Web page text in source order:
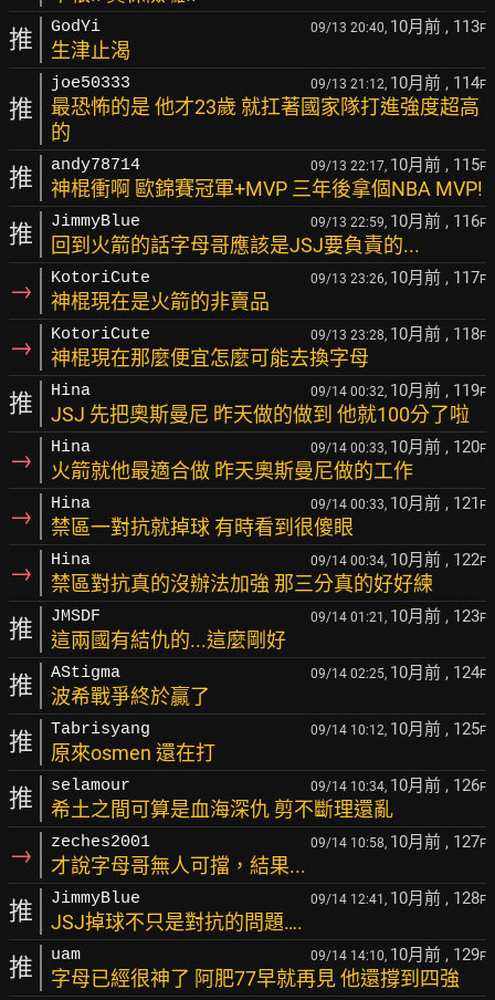
推 GodYi 09/13 20:40, 10月前 , 113F
生津止渴
推
joe50333 09/13 21:12, 10月前 , 114F
最恐怖的是 他才23歲 就扛著國家隊打進強度超高
的
推 andy78714 09/13 22:17, 10月前 , 115F
神棍衝啊 歐錦賽冠軍+MVP 三年後拿個NBA MVP!
推 JimmyBlue 09/13 22:59, 10月前 , 116F
回到火箭的話字母哥應該是JSJ要負責的...
→ KotoriCute 09/13 23:26, 10月前 , 117F
神棍現在是火箭的非賣品
→ KotoriCute 09/13 23:28, 10月前 , 118F
神棍現在那麼便宜怎麼可能去換字母
推 Hina 09/14 00:32, 10月前 , 119F
JSJ 先把奧斯曼尼 昨天做的做到 他就100分了啦
→ Hina 09/14 00:33, 10月前 , 120F
火箭就他最適合做 昨天奧斯曼尼做的工作
→ Hina 09/14 00:33, 10月前 , 121 F
禁區一對抗就掉球 有時看到很傻眼
→ Hina 09/14 00:34, 10月前 , 122F
禁區對抗真的沒辦法加強 那三分真的好好練
推 JMSDF 09/14 01:21, 10月前 , 123F
這兩國有結仇的...這麼剛好
推 AStigma 09/14 02:25, 10月前 , 124F
波希戰爭終於贏了
推 Tabrisyang 09/14 10:12, 10月前 , 125F
原來osmen 還在打
推 selamour 09/14 10:34, 10月前 , 126F
希土之間可算是血海深仇 剪不斷理還亂
→ zeches2001 09/14 10:58, 10月前 , 127F
才說字母哥無人可擋，結果...
推 JimmyBlue 09/14 12:41, 10月前 , 128F
JSJ掉球不只是對抗的問題….
推 uam 09/14 14:10, 10月前 , 129F
字母已經很神了 阿肥77早就再見 他還撐到四強